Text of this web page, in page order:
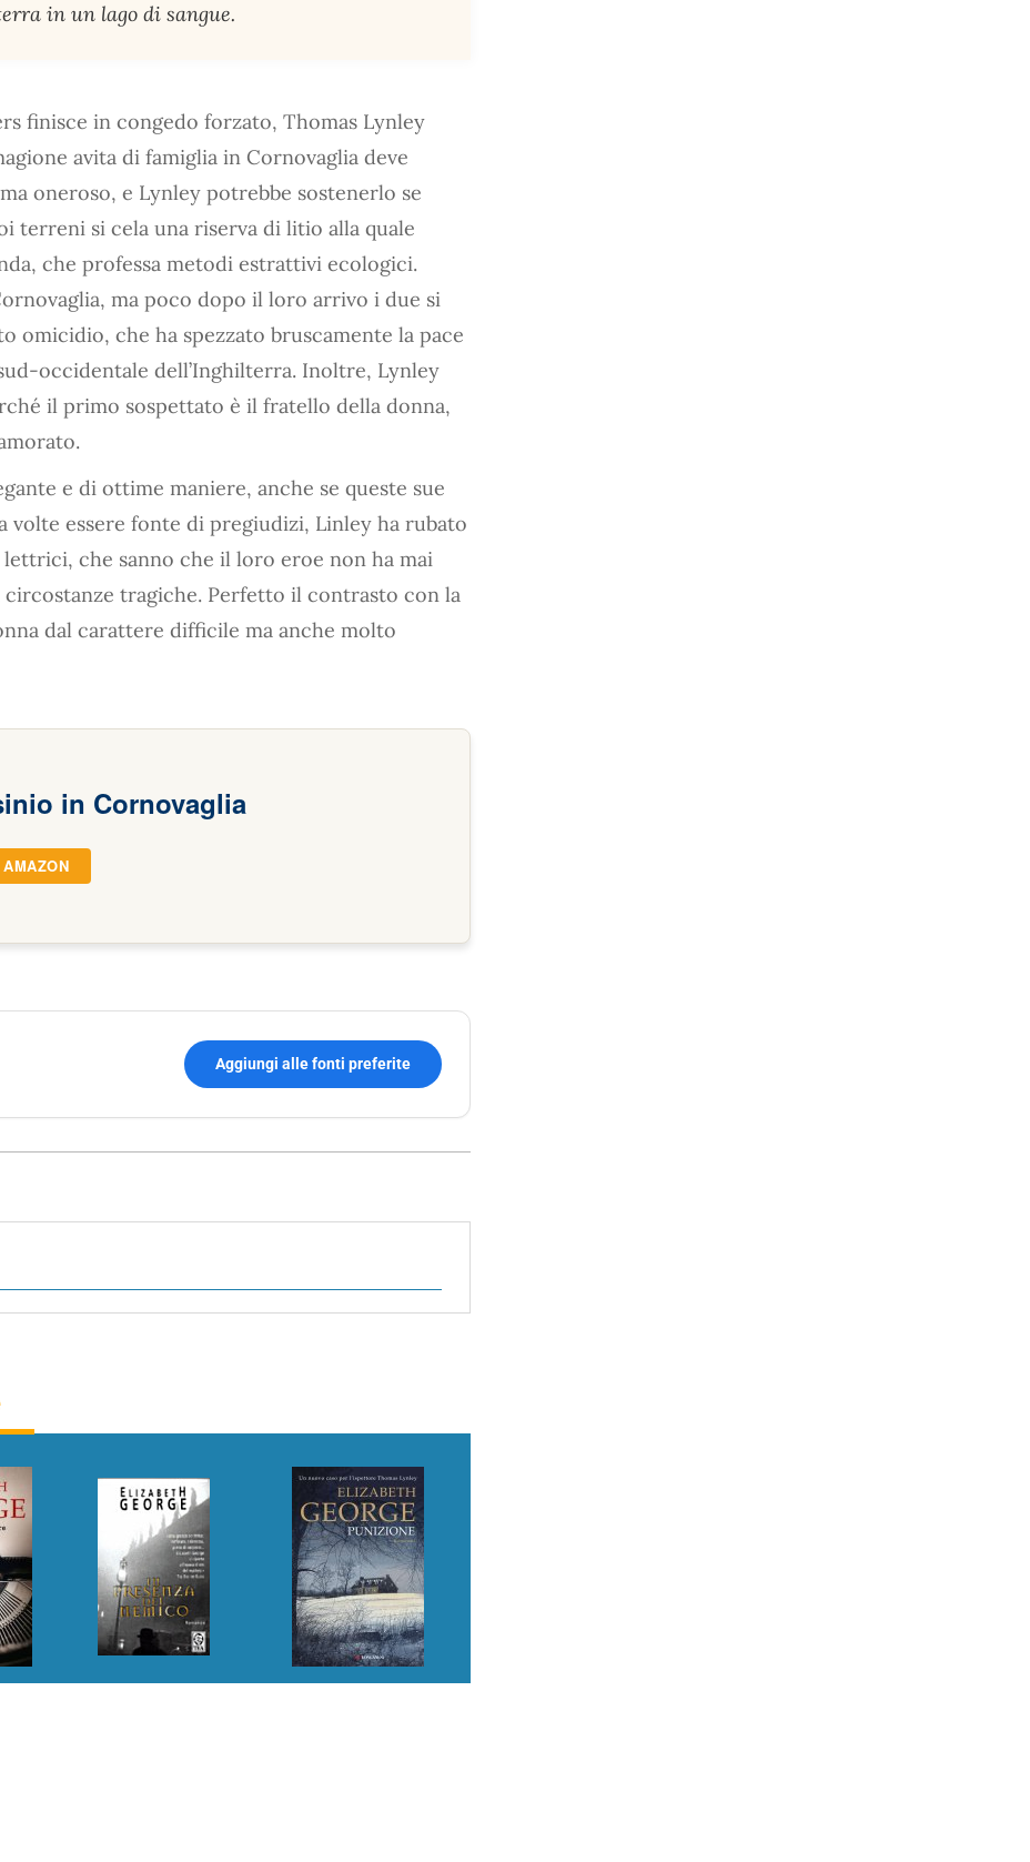
in un lago di sangue.
finisce in congedo forzato, Thomas Lynley
avita di famiglia in Cornovaglia deve
oneroso, e Lynley potrebbe sostenerlo se
terreni si cela una riserva di litio alla quale
che professa metodi estrattivi ecologici.
ma poco dopo il loro arrivo i due si
omicidio, che ha spezzato bruscamente la pace
occidentale dell’Inghilterra. Inoltre, Lynley
il primo sospettato è il fratello della donna,
e di ottime maniere, anche se queste sue
volte essere fonte di pregiudizi, Linley ha rubato
che sanno che il loro eroe non ha mai
tragiche. Perfetto il contrasto con la
dal carattere difficile ma anche molto
in Cornovaglia
Aggiungi alle fonti preferite